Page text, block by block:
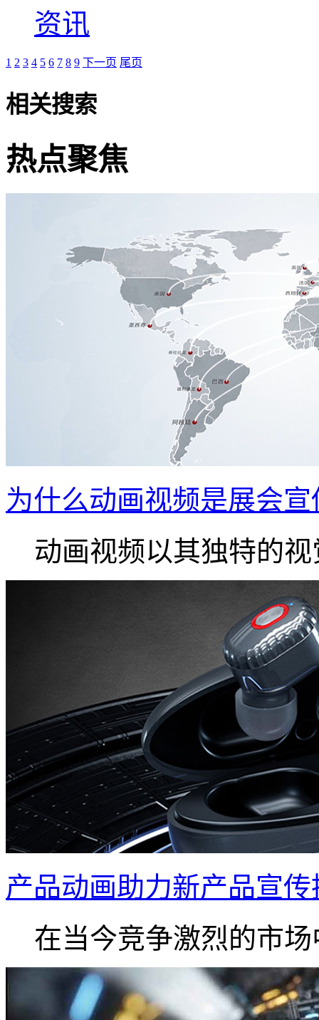
资讯
1 2 3 4 5 6 7 8 9 下一页 尾页
相关搜索
热点聚焦
为什么动画视频是展会
动画视频以其独特的视
产品动画助力新产品宣传
在当今竞争激烈的市场